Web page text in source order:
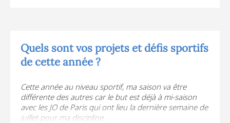
psychiquement et physiquement.
Quels sont vos projets et défis sportifs
de cette année ?
Cette année au niveau sportif, ma saison va être
différente des autres car le but est déjà à mi-saison
avec les JO de Paris qui ont lieu la dernière semaine de
juillet pour ma discipline.